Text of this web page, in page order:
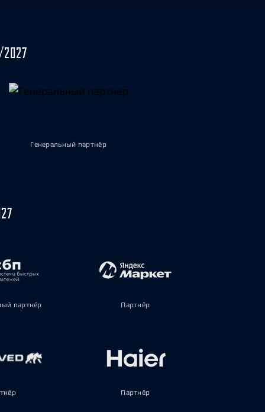
Генеральный партнёр
партнёр Партнёр
Партнёр